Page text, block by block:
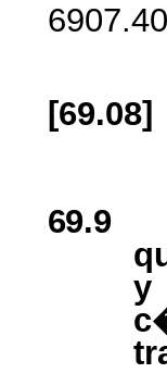
[69.08]
69.9
y